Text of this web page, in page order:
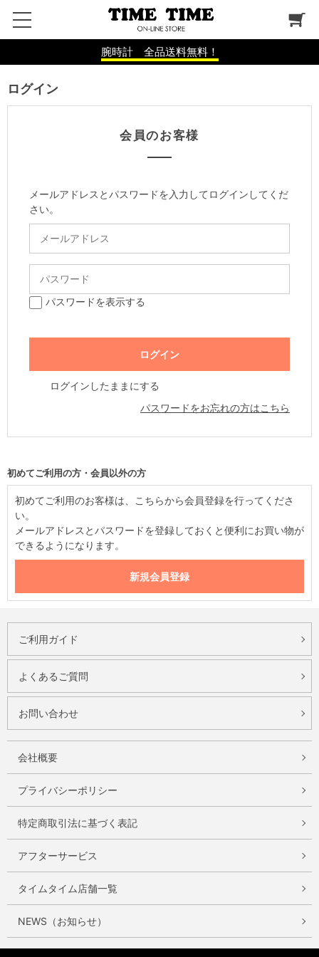
腕時計 全品送料無料！
ログイン
会員のお客様
メールアドレスとパスワードを入力してログインしてくだ
さい。
パスワードを表示する
ログインしたままにする
パスワードをお忘れの方はこちら
初めてご利用の方・会員以外の方
初めてご利用のお客様は、こちらから会員登録を行ってくださ
い。
メールアドレスとパスワードを登録しておくと便利にお買い物が
できるようになります。
ご利用ガイド
よくあるご質問
お問い合わせ
会社概要
プライバシーポリシー
特定商取引法に基づく表記
アフターサービス
タイムタイム店舗一覧
NEWS（お知らせ）